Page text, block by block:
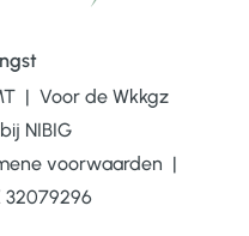
| Voor de Wkkgz
NIBIG
voorwaarden |
32079296